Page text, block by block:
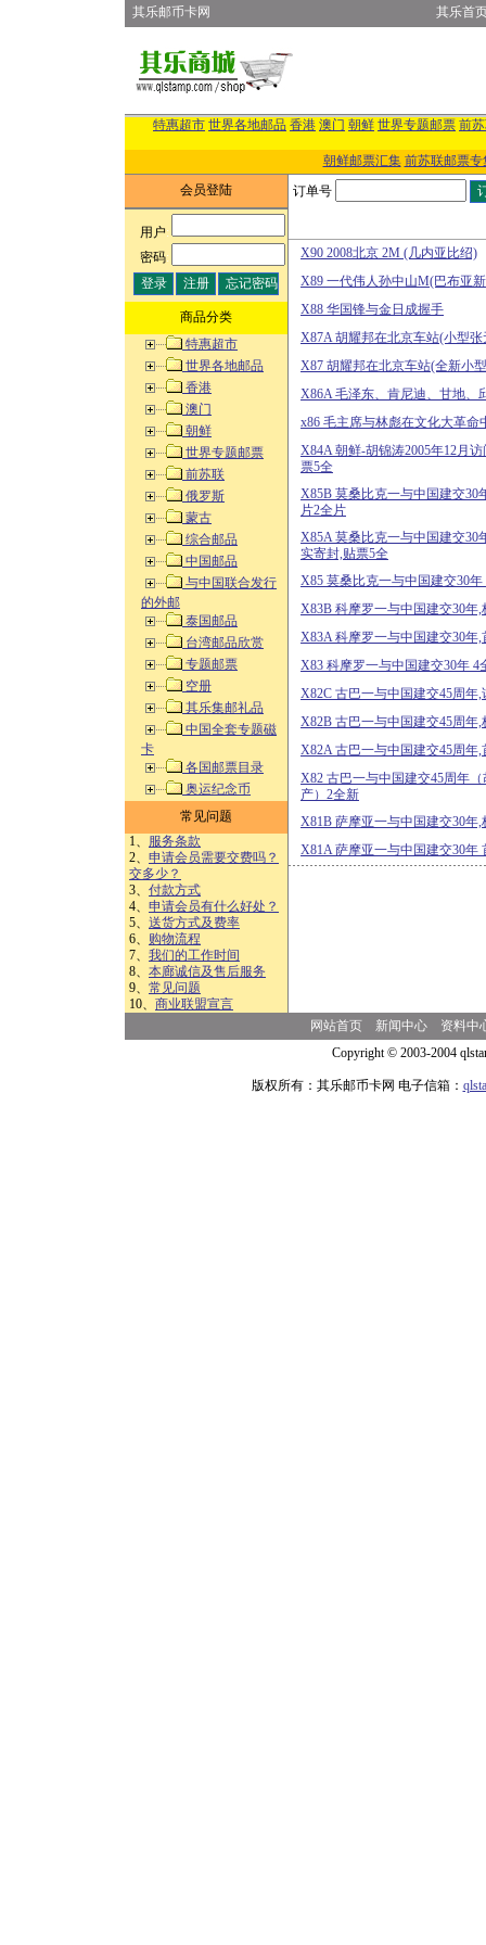
其乐邮币卡网 其乐首
特惠超市 世界各地邮品 香港 澳门 朝鲜 世界专题邮票 前
朝鲜邮票汇集 前苏联邮票专
会员登陆
用户:
密码:
商品分类
特惠超市
世界各地邮品
香港
澳门
朝鲜
世界专题邮票
前苏联
俄罗斯
蒙古
综合邮品
中国邮品
与中国联合发行
的外邮
泰国邮品
台湾邮品欣赏
专题邮票
空册
其乐集邮礼品
中国全套专题磁
卡
各国邮票目录
奥运纪念币
常见问题
1、 服务条款
2、 申请会员需要交费吗？
交多少？
3、 付款方式
4、 申请会员有什么好处？
5、 送货方式及费率
6、 购物流程
7、 我们的工作时间
8、 本廊诚信及售后服务
9、 常见问题
10、 商业联盟宣言
订单号
X90 2008北京 2M (几内亚比绍)
X89 一代伟人孙中山M(巴布亚
X88 华国锋与金日成握手
X87A 胡耀邦在北京车站(小型
X87 胡耀邦在北京车站(全新小
X86A 毛泽东、肯尼迪、甘地、
x86 毛主席与林彪在文化大革命
X84A 朝鲜-胡锦涛2005年12月
票5全
X85B 莫桑比克一与中国建交30
片2全片
X85A 莫桑比克一与中国建交30
实寄封,贴票5全
X85 莫桑比克一与中国建交30
X83B 科摩罗一与中国建交30年,
X83A 科摩罗一与中国建交30年
X83 科摩罗一与中国建交30年 4
X82C 古巴一与中国建交45周年,
X82B 古巴一与中国建交45周年,
X82A 古巴一与中国建交45周年
X82 古巴一与中国建交45周年
产）2全新
X81B 萨摩亚一与中国建交30年,
X81A 萨摩亚一与中国建交30年
网站首页 新闻中心
资料中
Copyright © 2003-2004
版权所有：其乐邮币卡网 电子信箱：